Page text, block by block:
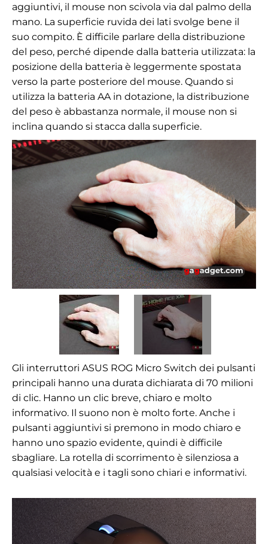
aggiuntivi, il mouse non scivola via dal palmo della
mano. La superficie ruvida dei lati svolge bene il
suo compito. È difficile parlare della distribuzione
del peso, perché dipende dalla batteria utilizzata: la
posizione della batteria è leggermente spostata
verso la parte posteriore del mouse. Quando si
utilizza la batteria AA in dotazione, la distribuzione
del peso è abbastanza normale, il mouse non si
inclina quando si stacca dalla superficie.
Gli interruttori ASUS ROG Micro Switch dei pulsanti
principali hanno una durata dichiarata di 70 milioni
di clic. Hanno un clic breve, chiaro e molto
informativo. Il suono non è molto forte. Anche i
pulsanti aggiuntivi si premono in modo chiaro e
hanno uno spazio evidente, quindi è difficile
sbagliare. La rotella di scorrimento è silenziosa a
qualsiasi velocità e i tagli sono chiari e informativi.